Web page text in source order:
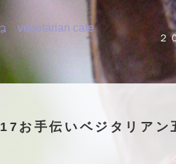
２
17お手伝いベジタリア